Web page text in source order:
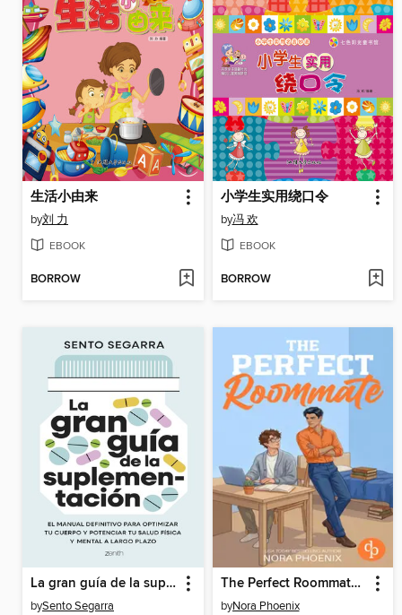
生活小由来
by刘 力
EBOOK
BORROW
小学生实用绕口令
by冯 欢
EBOOK
BORROW
La gran guía de la suplementación
bySento Segarra
The Perfect Roommate | Eine spicy College Gay Romance zwischen einem Prinzen und seinem nerdigen Mitbewohner
byNora Phoenix